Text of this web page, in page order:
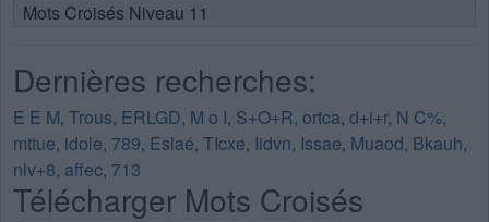
Mots Croisés Niveau 11
Dernières recherches:
E E M, Trous, ERLGD, M o I, S+O+R, ortca, d+i+r, N C%,
mttue, idole, 789, Eslaé, TIcxe, Iidvn, Issae, Muaod, Bkauh,
nlv+8, affec, 713
Télécharger Mots Croisés